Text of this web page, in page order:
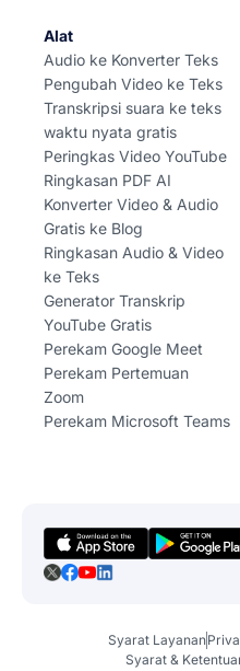
Alat
Audio ke Konverter Teks
Pengubah Video ke Teks
Transkripsi suara ke teks
waktu nyata gratis
Peringkas Video YouTube
Ringkasan PDF AI
Konverter Video & Audio
Gratis ke Blog
Ringkasan Audio & Video
ke Teks
Generator Transkrip
YouTube Gratis
Perekam Google Meet
Perekam Pertemuan
Zoom
Perekam Microsoft Teams
Syarat Layanan
Syarat &